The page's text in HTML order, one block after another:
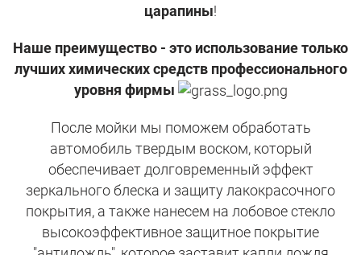
царапины!
Наше преимущество - это использование только
лучших химических средств профессионального
уровня фирмы
После мойки мы поможем обработать
автомобиль твердым воском, который
обеспечивает долговременный эффект
зеркального блеска и защиту лакокрасочного
покрытия, а также нанесем на лобовое стекло
высокоэффективное защитное покрытие